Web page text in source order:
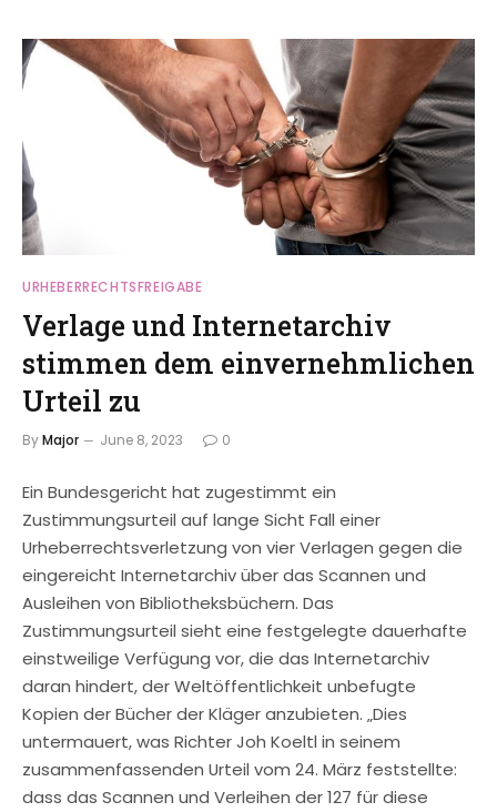
URHEBERRECHTSFREIGABE
Verlage und Internetarchiv
stimmen dem einvernehmlichen
Urteil zu
ByMajor June 8, 2023 0
Ein Bundesgericht hat zugestimmt ein
Zustimmungsurteil auf lange Sicht Fall einer
Urheberrechtsverletzung von vier Verlagen gegen die
eingereicht Internetarchiv über das Scannen und
Ausleihen von Bibliotheksbüchern. Das
Zustimmungsurteil sieht eine festgelegte dauerhafte
einstweilige Verfügung vor, die das Internetarchiv
daran hindert, der Weltöffentlichkeit unbefugte
Kopien der Bücher der Kläger anzubieten. „Dies
untermauert, was Richter Joh Koeltl in seinem
zusammenfassenden Urteil vom 24. März feststellte:
dass das Scannen und Verleihen der 127 für diese